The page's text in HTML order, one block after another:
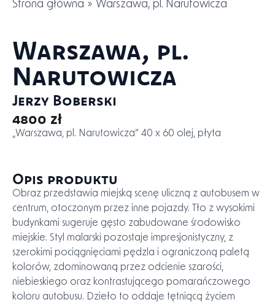
Strona główna Warszawa, pl. Narutowicza
Warszawa, pl.
Narutowicza
4800 zł
„Warszawa, pl. Narutowicza” 40 x 60 olej, płyta
Opis produktu
Obraz przedstawia miejską scenę uliczną z autobusem w
centrum, otoczonym przez inne pojazdy. Tło z wysokimi
budynkami sugeruje gęsto zabudowane środowisko
miejskie. Styl malarski pozostaje impresjonistyczny, z